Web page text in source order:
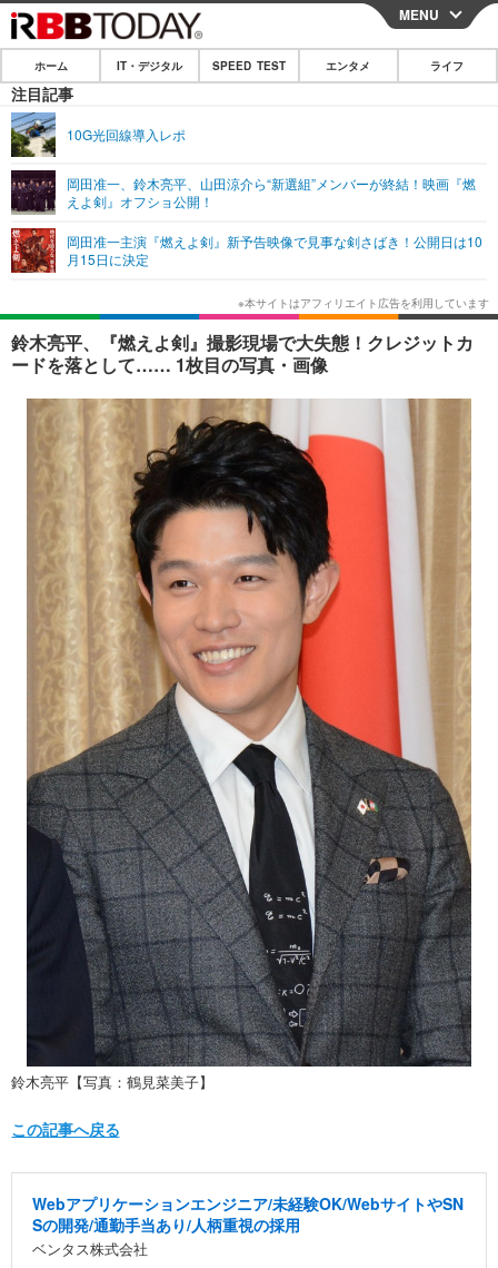
CLOSE
ホーム
IT・デジタル
ネタ
ショッピング その他
SPEED TEST
エンタメ
エンタメTOP
韓国・芸能
音楽 スポーツ
ショッピング その他
ライフ
ライフTOP グルメ
ペット ショッピング
その他
リリース一覧
プッシュ通知の停止方法
MENU
ホーム IT・デジタル SPEED TEST エンタメ ライフ
注目記事
10G光回線導入レポ
岡田准一、鈴木亮平、山田涼介ら“新選組”メンバーが終結！映画『燃
えよ剣』オフショ公開！
岡田准一主演『燃えよ剣』新予告映像で見事な剣さばき！公開日は10
月15日に決定
鈴木亮平、『燃えよ剣』撮影現場で大失態！クレジットカ
ードを落として…… 1枚目の写真・画像
鈴木亮平【写真：鶴見菜美子】
この記事へ戻る
Webアプリケーションエンジニア/未経験OK/WebサイトやSN
Sの開発/通勤手当あり/人柄重視の採用
ベンタス株式会社